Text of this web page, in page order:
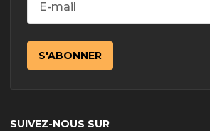
SUIVEZ-NOUS SUR